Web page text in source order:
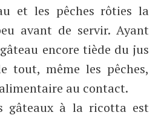
et les pêches rôties la
avant de servir. Ayant
encore tiède du jus
tout, même les pêches,
au contact.
gâteaux à la ricotta est